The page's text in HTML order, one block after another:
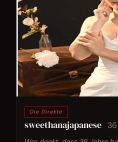
Die Direkte
sweethanajapanese 36